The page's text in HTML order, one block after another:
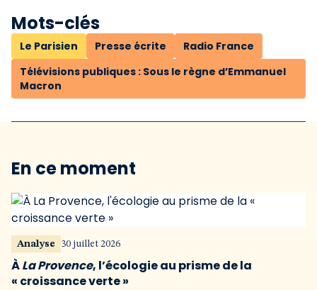
Mots-clés
Le Parisien Presse écrite
Radio France
Télévisions publiques : Sous le règne d’Emmanuel
Macron
En ce moment
Analyse 30 juillet 2026
ÀLa Provence, l’écologie au prisme de la
« croissance verte »